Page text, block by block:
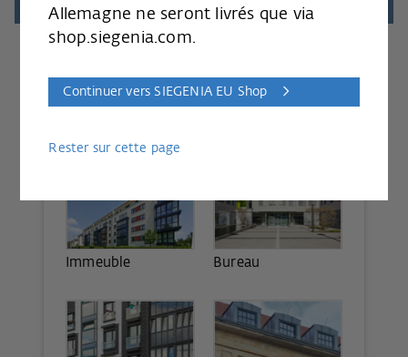
chantier s'agit-il?
Immeuble Bureau
Allemagne ne seront livrés que via
shop.siegenia.com.
Continuer vers SIEGENIA EU Shop
Rester sur cette page